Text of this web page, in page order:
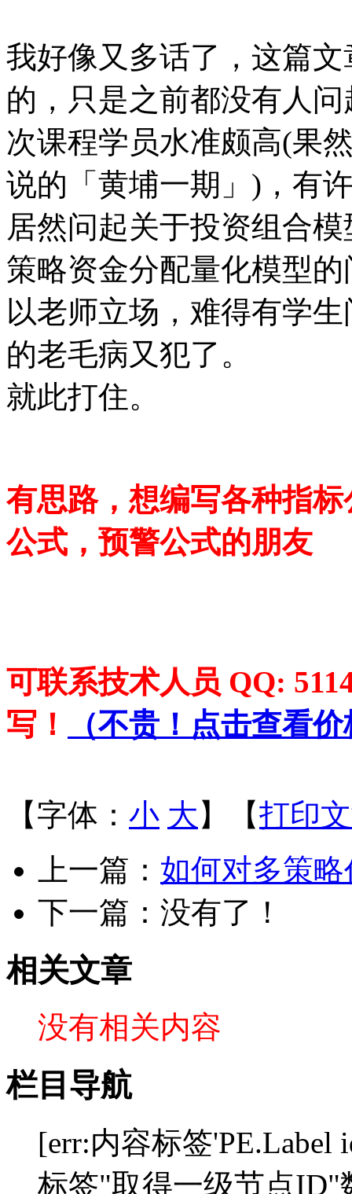
我好像又多话了，这篇
的，只是之前都没有人
次课程学员水准颇高(果
说的「黄埔一期」)，有
居然问起关于投资组合
策略资金分配量化模型的
以老师立场，难得有学
的老毛病又犯了。
就此打住。
有思路，想编写各种指
公式，预警公式的朋友
可联系技术人员 QQ:
写！
（不贵！点击查看价
【字体： 小 大 】【打印
上一篇： 如何对多策
下一篇：没有了！
相关文章
没有相关内容
栏目导航
[err:内容标签'PE.Label
标签"取得一级节点ID"